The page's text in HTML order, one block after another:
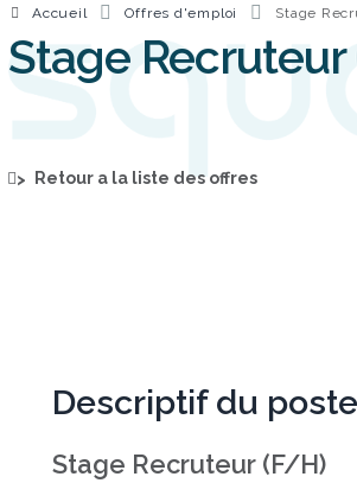
Accueil Offres d'emploi Stage
Stage
> Retour a la liste des offres
Descriptif du poste
Stage Recruteur (F/H)